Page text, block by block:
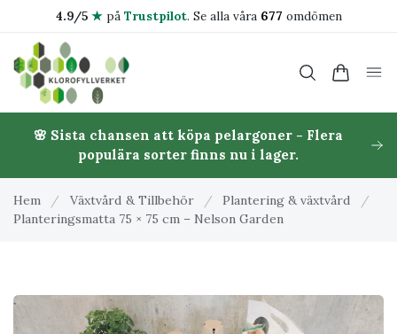
4.9/5 ★på Trustpilot. Se alla våra 677 omdömen
🌸 Sista chansen att köpa pelargoner - Flera
populära sorter finns nu i lager.
Hem / Växtvård & Tillbehör / Plantering & växtvård
/
Planteringsmatta 75 × 75 cm – Nelson Garden